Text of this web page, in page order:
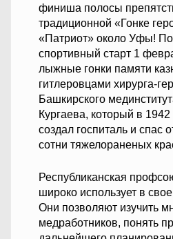
финиша полосы
традиционной «Гонке
«Патриот» около Уфы!
спортивный старт 1
лыжные гонки памяти
гитлеровцами хирурга-
Башкирского
Кургаева, который в
создал госпиталь и спас
сотни тяжелораненых
Республиканская
широко использует в
Они позволяют изучить
медработников, понять